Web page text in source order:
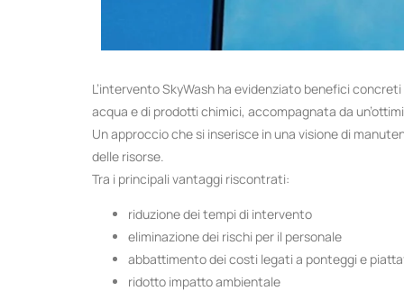
L’intervento SkyWash ha evidenziato benefici
acqua e di prodotti chimici, accompagnata da
Un approccio che si inserisce in una visione di
delle risorse.
Tra i principali vantaggi riscontrati:
riduzione dei tempi di intervento
eliminazione dei rischi per il personale
abbattimento dei costi legati a ponteggi e
ridotto impatto ambientale